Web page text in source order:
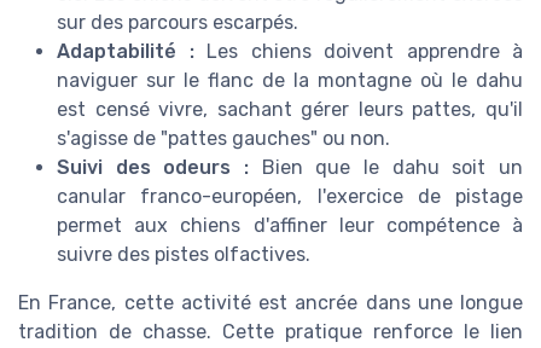
sur des parcours escarpés.
Adaptabilité :Les chiens doivent apprendre à
naviguer sur le flanc de la montagne où le dahu
est censé vivre, sachant gérer leurs pattes, qu'il
s'agisse de "pattes gauches" ou non.
Suivi des odeurs : Bien que le dahu soit un
canular franco-européen, l'exercice de pistage
permet aux chiens d'affiner leur compétence à
suivre des pistes olfactives.
En France, cette activité est ancrée dans une longue
tradition de chasse. Cette pratique renforce le lien